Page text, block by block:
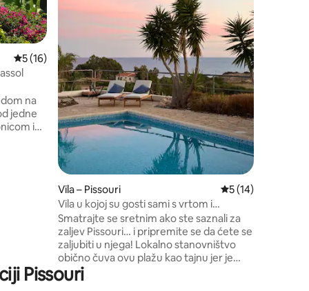
Prosječna ocjena: 5/5, recenzija: 16
5 (16)
na
jedne
i
Vila – Pissouri Prosječna ocjena:
5 (14)
Vila u kojoj su gosti sami s vrtom i
bazenom
Smatrajte se sretnim ako ste saznali za
zaljev Pissouri… i pripremite se da ćete se
zaljubiti u njega! Lokalno stanovništvo
obično čuva ovu plažu kao tajnu jer je
jedna od njezinih glavnih atrakcija, uz
prekrasan pogled i kristalno plavo more,
Pissouri